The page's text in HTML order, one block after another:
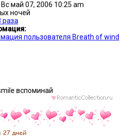
Вс май 07, 2006 10:25 am
ночей
раза
пользователя Breath of wind
вспоминай